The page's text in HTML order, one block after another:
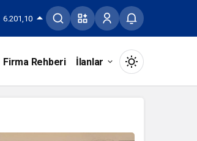
6.201,10
Firma Rehberi İlanlar
Mod